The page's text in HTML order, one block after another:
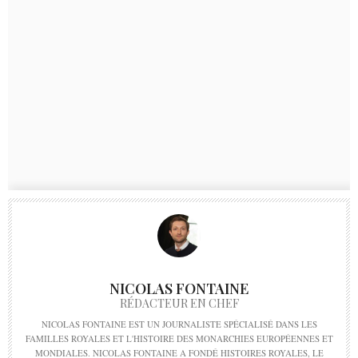
NICOLAS FONTAINE
RÉDACTEUR EN CHEF
NICOLAS FONTAINE EST UN JOURNALISTE SPÉCIALISÉ DANS LES
FAMILLES ROYALES ET L'HISTOIRE DES MONARCHIES EUROPÉENNES ET
MONDIALES. NICOLAS FONTAINE A FONDÉ HISTOIRES ROYALES, LE